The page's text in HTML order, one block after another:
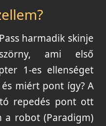
harmadik skinje
ami első
1-es ellenséget
miért pont így? A
repedés pont ott
a robot (Paradigm)